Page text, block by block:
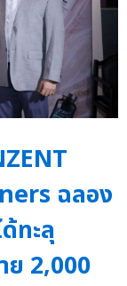
ฉลอง
ทะลุ
ย 2,000